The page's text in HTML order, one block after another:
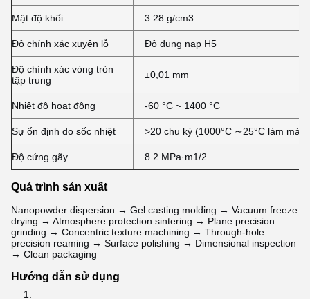
Mật độ khối 3.28 g/cm3
Độ chính xác xuyên lỗ Độ dung nạp H5
Độ chính xác vòng tròn
tập trung
±0,01 mm
Nhiệt độ hoạt động -60 °C ~ 1400 °C
Sự ổn định do sốc nhiệt >20 chu kỳ (1000°C ∼25°C làm mát
Độ cứng gãy 8.2 MPa·m1/2
Quá trình sản xuất
Nanopowder dispersion → Gel casting molding → Vacuum freeze
drying → Atmosphere protection sintering → Plane precision
grinding → Concentric texture machining → Through-hole
precision reaming → Surface polishing → Dimensional inspection
→ Clean packaging
Hướng dẫn sử dụng